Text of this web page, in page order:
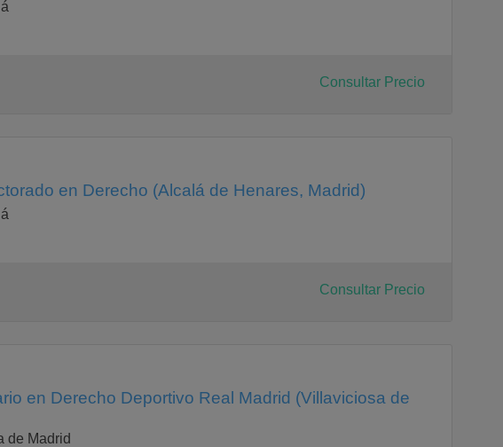
Consultar Precio
en Derecho (Alcalá de Henares, Madrid)
Consultar Precio
en Derecho Deportivo Real Madrid (Villaviciosa de
de Madrid